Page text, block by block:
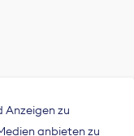
Anzeigen zu
anbieten zu